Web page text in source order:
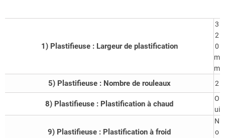
1) Plastifieuse : Largeur de plastification
3
2
0
m
m
5) Plastifieuse : Nombre de rouleaux 2
8) Plastifieuse : Plastification à chaud
O
ui
9) Plastifieuse : Plastification à froid
N
o